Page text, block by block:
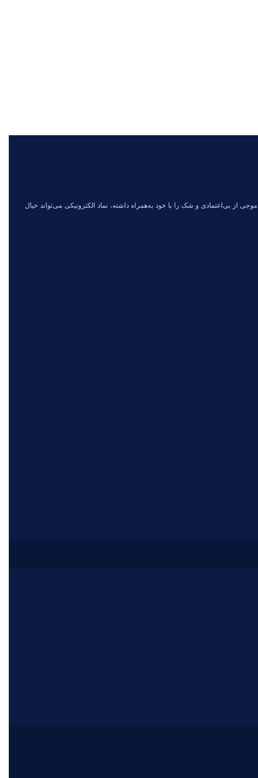
از بی‌اعتمادی و شک را با خود به‌همراه داشته، نماد الکترونیکی می‌تواند خیال